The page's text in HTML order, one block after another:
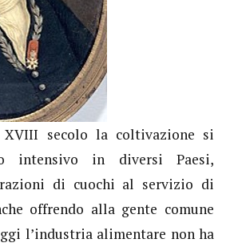
XVIII secolo la coltivazione si
intensivo in diversi Paesi,
di cuochi al servizio di
offrendo alla gente comune
l’industria alimentare non ha